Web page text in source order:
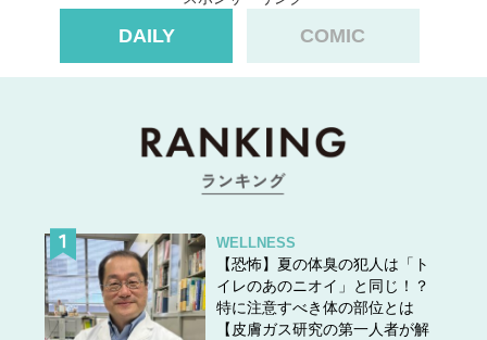
DAILY COMIC
WELLNESS
【恐怖】夏の体臭の犯人は「ト
イレのあのニオイ」と同じ！？
特に注意すべき体の部位とは
【皮膚ガス研究の第一人者が解